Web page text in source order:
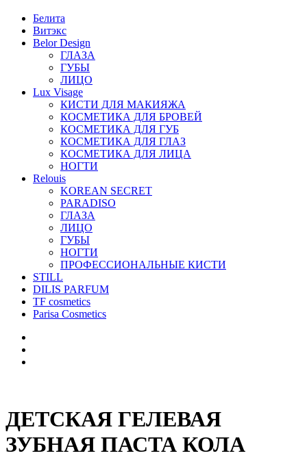
Белита
Витэкс
Belor Design
ГЛАЗА
ГУБЫ
ЛИЦО
Lux Visage
КИСТИ ДЛЯ МАКИЯЖА
КОСМЕТИКА ДЛЯ БРОВЕЙ
КОСМЕТИКА ДЛЯ ГУБ
КОСМЕТИКА ДЛЯ ГЛАЗ
КОСМЕТИКА ДЛЯ ЛИЦА
НОГТИ
Relouis
KOREAN SECRET
PARADISO
ГЛАЗА
ЛИЦО
ГУБЫ
НОГТИ
ПРОФЕССИОНАЛЬНЫЕ КИСТИ
STILL
DILIS PARFUM
TF cosmetics
Parisa Cosmetics
ДЕТСКАЯ ГЕЛЕВАЯ
ЗУБНАЯ ПАСТА КОЛА